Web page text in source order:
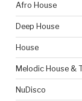
Afro House
Deep House
House
Melodic House &
NuDisco